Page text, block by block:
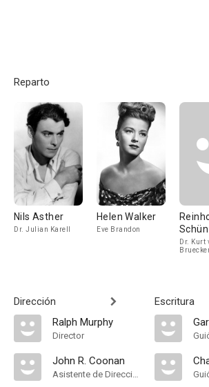
Reparto
Nils Asther
Dr. Julian Karell
Helen Walker
Eve Brandon
Dr. Kurt
Dirección
Ralph Murphy
Director
John R. Coonan
Asistente de Dirección
Escritura